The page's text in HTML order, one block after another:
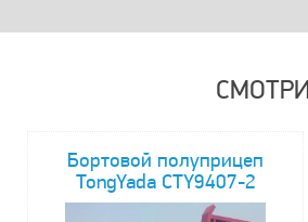
Бортовой полуприцеп
TongYada CTY9407-2